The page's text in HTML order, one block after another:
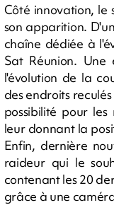
Côté innovation, le
son apparition.
chaîne dédiée à
Sat Réunion.
l'évolution de la
des endroits
possibilité pour
leur donnant la
Enfin, dernière
raideur qui le
contenant les 20
grâce à une